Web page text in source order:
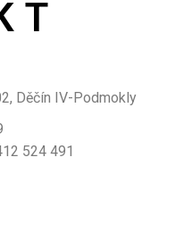
Děčín IV-Podmokly
524 491